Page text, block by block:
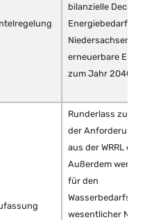
bilanzielle Deckung
Energiebedarfs in
Niedersachsen
erneuerbare
zum Jahr 2040
Runderlass zur
der Anforderungen,
aus der WRRL
Außerdem werden
für den
wesentlicher